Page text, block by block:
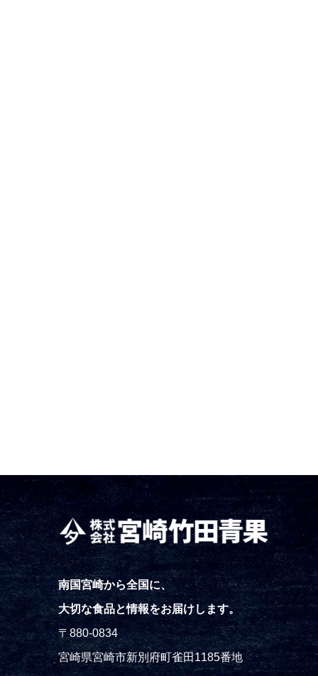
南国宮崎から全国に、
大切な食品と情報をお届けします。
〒880-0834
宮崎県宮崎市新別府町雀田1185番地